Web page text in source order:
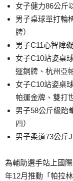
女子健力86公斤
男子桌球單打輪
牌）
男子C11心智障
女子C10站姿桌
運銅牌、杭州亞
女子C10站姿桌
帕運金牌、雙打
男子58公斤級跆
四）
男子柔道73公斤
為輔助選手站上國
年12月推動「帕拉